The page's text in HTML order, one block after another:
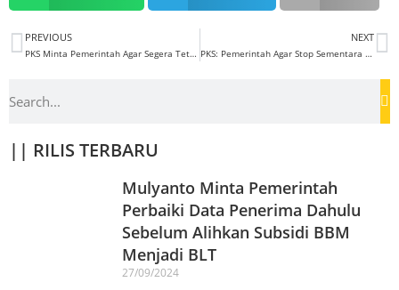
PREVIOUS
PKS Minta Pemerintah Agar Segera Tetapkan Pertalite Sebagai BBM Penugasan
NEXT
PKS: Pemerintah Agar Stop Sementara Operasi PLTP Sorik Merapi
|| RILIS TERBARU
Mulyanto Minta Pemerintah
Perbaiki Data Penerima Dahulu
Sebelum Alihkan Subsidi BBM
Menjadi BLT
27/09/2024